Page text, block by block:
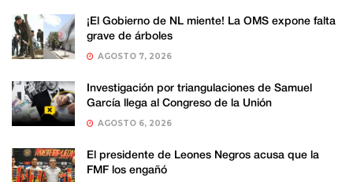
¡El Gobierno de NL miente! La OMS expone falta
grave de árboles
AGOSTO 7, 2026
Investigación por triangulaciones de Samuel
García llega al Congreso de la Unión
AGOSTO 6, 2026
El presidente de Leones Negros acusa que la
FMF los engañó